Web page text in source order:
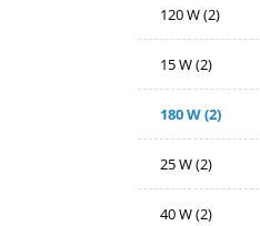
120 W(2)
15 W(2)
180 W(2)
25 W(2)
40 W(2)